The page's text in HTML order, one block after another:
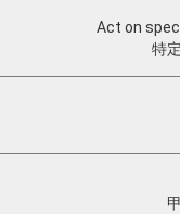
Act on
特